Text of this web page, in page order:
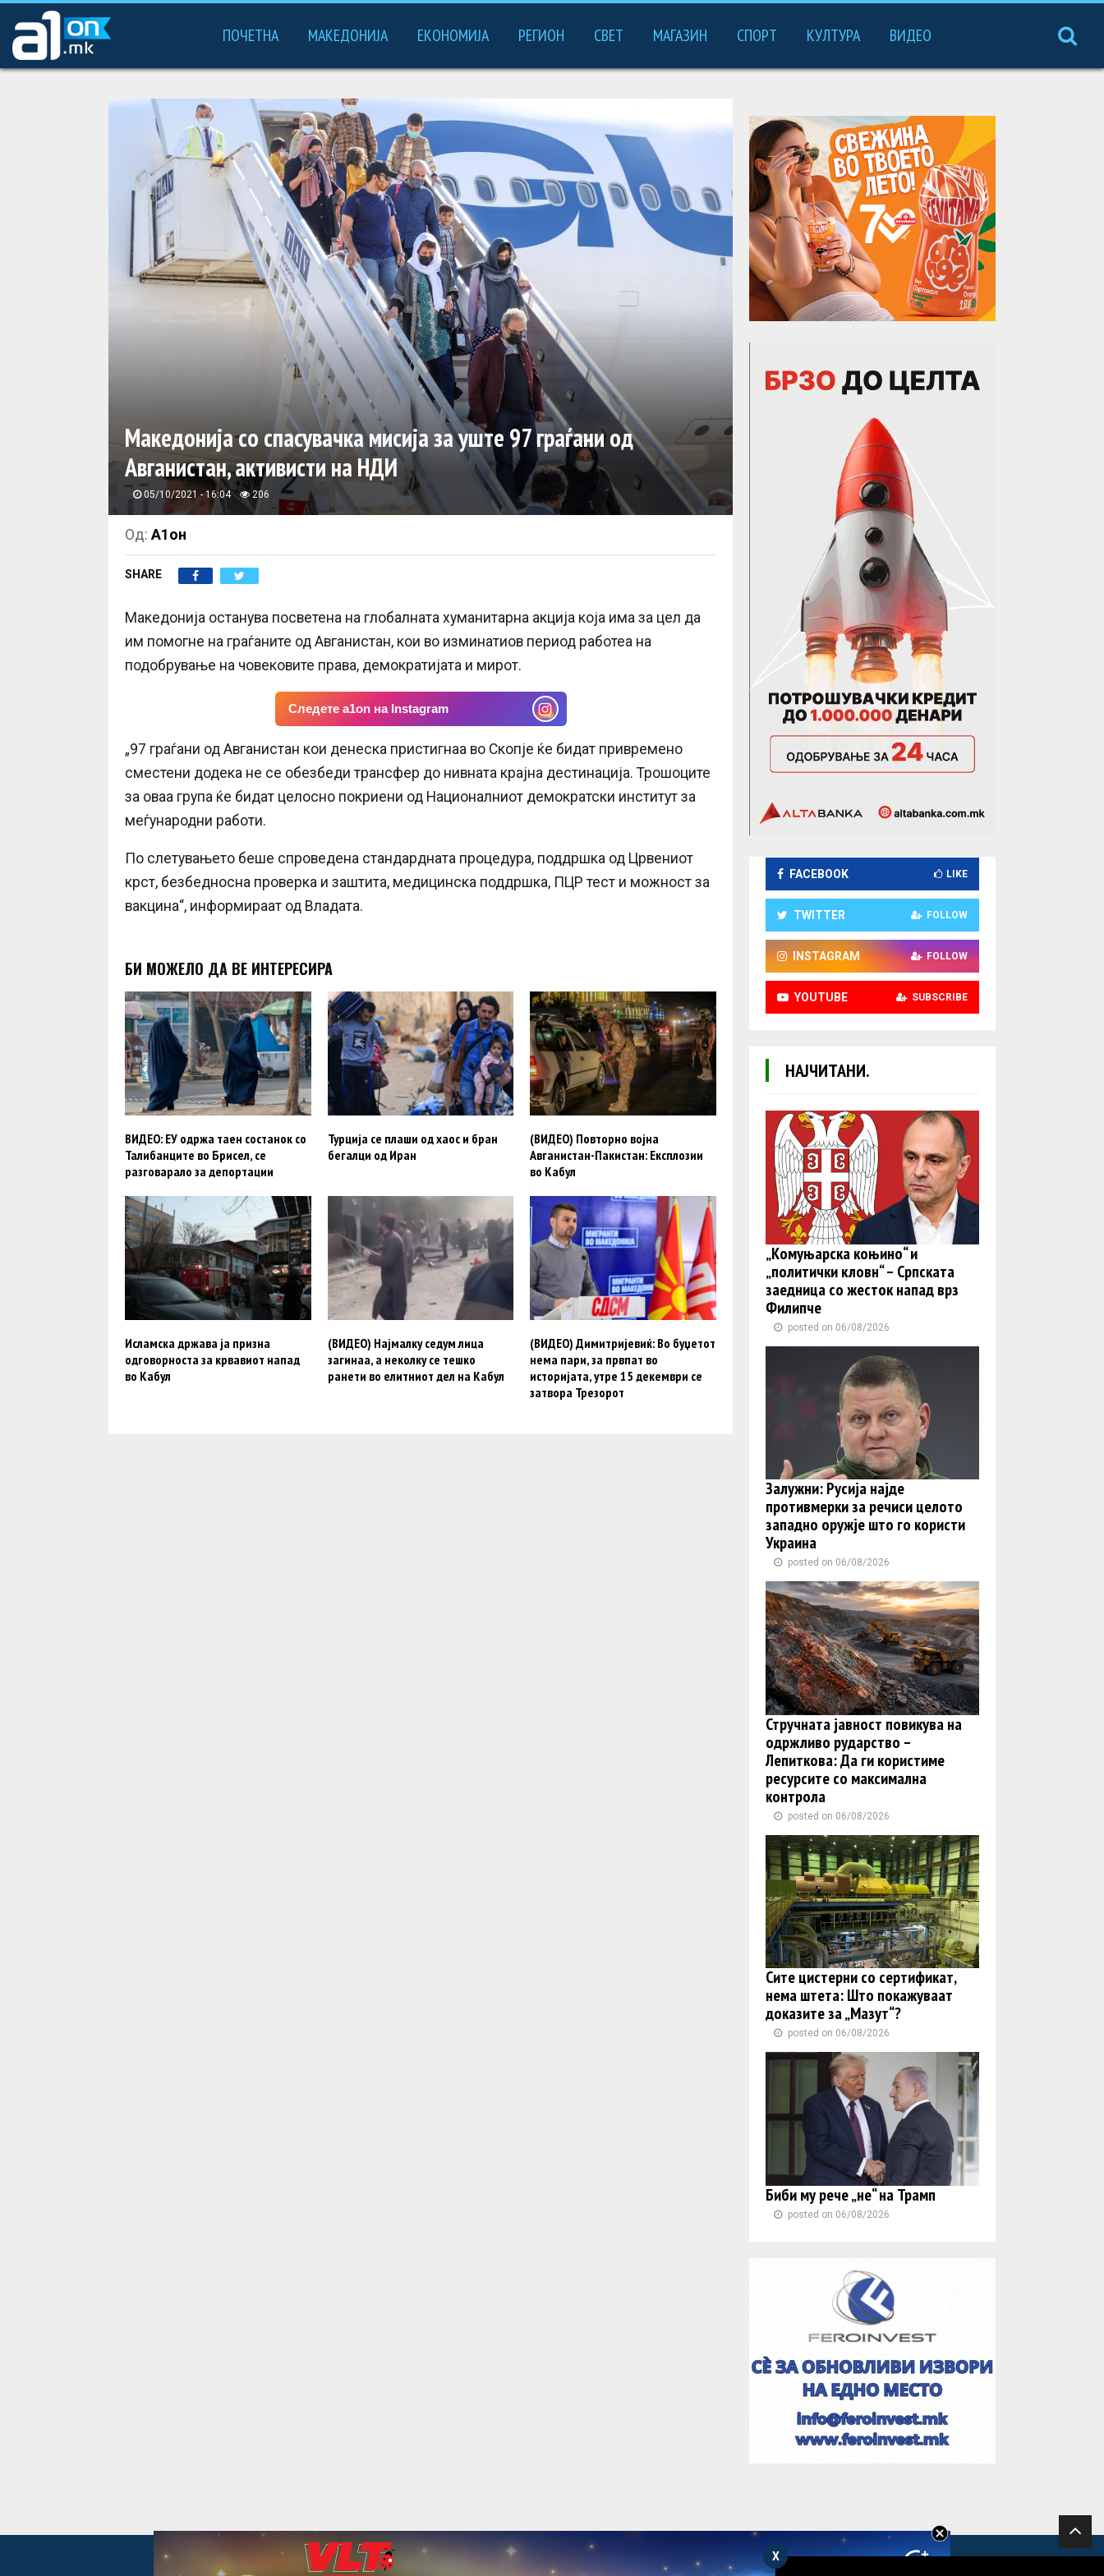
ПОЧЕТНА МАКЕДОНИЈА ЕКОНОМИЈА РЕГИОН СВЕТ МАГАЗИН СПОРТ КУЛТУРА ВИДЕО
Македонија со спасувачка мисија за уште 97 граѓани од
Авганистан, активисти на НДИ
05/10/2021 - 16:04 206
Од: А1он
SHARE
Македонија останува посветена на глобалната хуманитарна акција која има за цел да
им помогне на граѓаните од Авганистан, кои во изминатиов период работеа на
подобрување на човековите права, демократијата и мирот.
Следете a1on на Instagram
„97 граѓани од Авганистан кои денеска пристигнаа во Скопје ќе бидат привремено
сместени додека не се обезбеди трансфер до нивната крајна дестинација. Трошоците
за оваа група ќе бидат целосно покриени од Националниот демократски институт за
меѓународни работи.
По слетувањето беше спроведена стандардната процедура, поддршка од Црвениот
крст, безбедносна проверка и заштита, медицинска поддршка, ПЦР тест и можност за
вакцина“, информираат од Владата.
БИ МОЖЕЛО ДА ВЕ ИНТЕРЕСИРА
ВИДЕО: ЕУ одржа таен состанок со
Талибанците во Брисел, се
разговарало за депортации
Турција се плаши од хаос и бран
бегалци од Иран
(ВИДЕО) Повторно војна
Авганистан-Пакистан: Експлозии
во Кабул
Исламска држава ја призна
одговорноста за крвавиот напад
во Кабул
(ВИДЕО) Најмалку седум лица
загинаа, а неколку се тешко
ранети во елитниот дел на Кабул
(ВИДЕО) Димитријевиќ: Во буџетот
нема пари, за првпат во
историјата, утре 15 декември се
затвора Трезорот
FACEBOOK LIKE
TWITTER FOLLOW
INSTAGRAM FOLLOW
YOUTUBE SUBSCRIBE
НАЈЧИТАНИ.
„Комуњарска коњино“ и
„политички кловн“ – Српската
заедница со жесток напад врз
Филипче
posted on 06/08/2026
Залужни: Русија најде
противмерки за речиси целото
западно оружје што го користи
Украина
posted on 06/08/2026
Стручната јавност повикува на
одржливо рударство –
Лепиткова: Да ги користиме
ресурсите со максимална
контрола
posted on 06/08/2026
Сите цистерни со сертификат,
нема штета: Што покажуваат
доказите за „Мазут“?
posted on 06/08/2026
Биби му рече „не“ на Трамп
posted on 06/08/2026
X